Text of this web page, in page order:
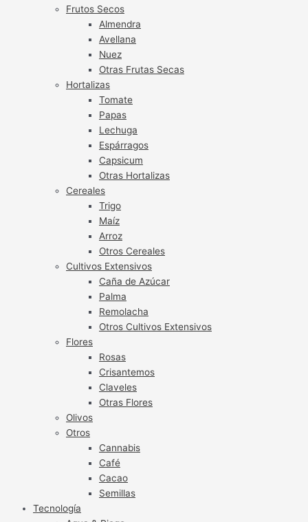
Frutos Secos
Almendra
Avellana
Nuez
Otras Frutas Secas
Hortalizas
Tomate
Papas
Lechuga
Espárragos
Capsicum
Otras Hortalizas
Cereales
Trigo
Maíz
Arroz
Otros Cereales
Cultivos Extensivos
Caña de Azúcar
Palma
Remolacha
Otros Cultivos Extensivos
Flores
Rosas
Crisantemos
Claveles
Otras Flores
Olivos
Otros
Cannabis
Café
Cacao
Semillas
Tecnología